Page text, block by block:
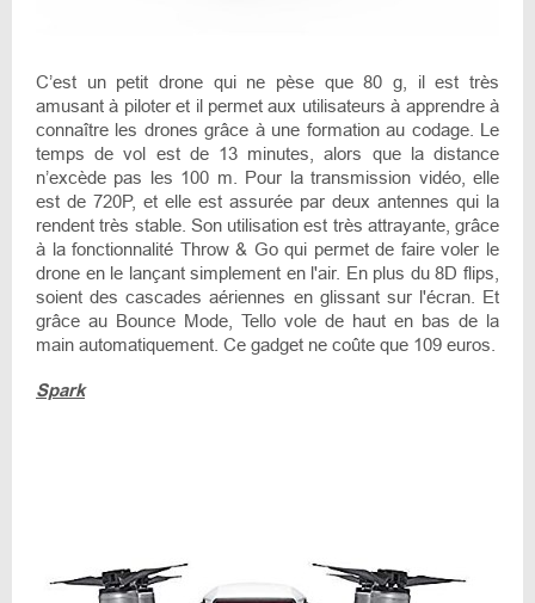
C’est un petit drone qui ne pèse que 80 g, il est très
amusant à piloter et il permet aux utilisateurs à apprendre à
connaître les drones grâce à une formation au codage. Le
temps de vol est de 13 minutes, alors que la distance
n’excède pas les 100 m. Pour la transmission vidéo, elle
est de 720P, et elle est assurée par deux antennes qui la
rendent très stable. Son utilisation est très attrayante, grâce
à la fonctionnalité Throw & Go qui permet de faire voler le
drone en le lançant simplement en l'air. En plus du 8D flips,
soient des cascades aériennes en glissant sur l'écran. Et
grâce au Bounce Mode, Tello vole de haut en bas de la
main automatiquement. Ce gadget ne coûte que 109 euros.
Spark